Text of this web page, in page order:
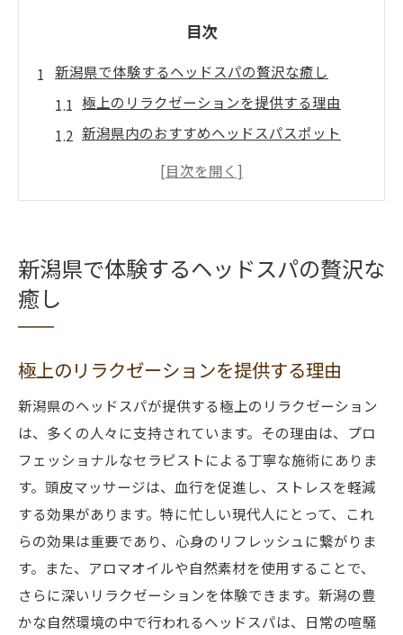
目次
新潟県で体験するヘッドスパの贅沢な癒し
極上のリラクゼーションを提供する理由
新潟県内のおすすめヘッドスパスポット
プロフェッショナルな環境での贅沢なひと
ヘッドスパがもたらす贅沢なリフレッシュ
ヘッドスパで頭皮マッサージの効果を実感
マッサージによる血行促進のメリット
新潟のヘッドスパで得られる健康効果
ストレス軽減に役立つ頭皮マッサージ
リラクゼーションと健康を両立させる施術
頭皮状態の改善方法とその効果
プロフェッショナルなセラピストによる極上ヘ
ッドスパ
専門技術が施す至福のひととき
セラピストの技術力とリラクゼーション
新潟県で体験するヘッドスパの贅沢な
癒し
極上のリラクゼーションを提供する理由
新潟県のヘッドスパが提供する極上のリラクゼーション
は、多くの人々に支持されています。その理由は、プロ
フェッショナルなセラピストによる丁寧な施術にありま
す。頭皮マッサージは、血行を促進し、ストレスを軽減
する効果があります。特に忙しい現代人にとって、これ
らの効果は重要であり、心身のリフレッシュに繋がりま
す。また、アロマオイルや自然素材を使用することで、
さらに深いリラクゼーションを体験できます。新潟の豊
かな自然環境の中で行われるヘッドスパは、日常の喧騒